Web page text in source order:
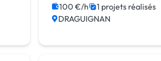
Jakarta EE
Java JavaScript
100 €/h
1 projets réalisés
DRAGUIGNAN